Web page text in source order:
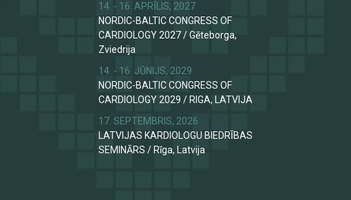
14. - 16. APRĪLIS, 2027
NORDIC-BALTIC CONGRESS OF
CARDIOLOGY 2027/Gēteborga,
Zviedrija
14. - 16. JŪNIJS, 2029
NORDIC-BALTIC CONGRESS OF
CARDIOLOGY 2029 / RIGA, LATVIJA
17. SEPTEMBRIS, 2026
LATVIJAS KARDIOLOGU BIEDRĪBAS
SEMINĀRS / Rīga, Latvija